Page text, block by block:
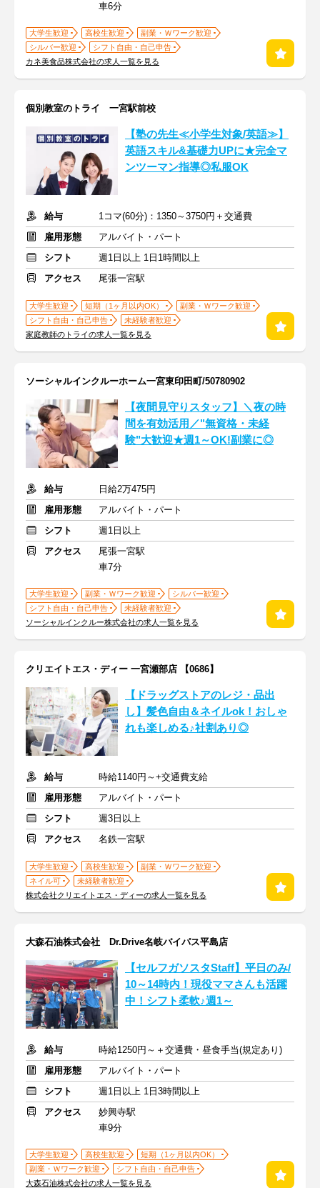
車6分
大学生歓迎 高校生歓迎
副業・Ｗワーク歓迎
シルバー歓迎
シフト自由・自己申告
カネ美食品株式会社の求人一覧を見る
個別教室のトライ 一宮駅前校
【塾の先生≪小学生対象/英語≫】
英語スキル&基礎力UPに★完全マ
ンツーマン指導◎私服OK
給与
1コマ(60分)：1350～3750円＋交通費
雇用形態
アルバイト・パート
シフト
週1日以上 1日1時間以上
アクセス
尾張一宮駅
大学生歓迎 短期（1ヶ月以内OK）
副業・Ｗワーク歓迎
シフト自由・自己申告
未経験者歓迎
家庭教師のトライの求人一覧を見る
ソーシャルインクルーホーム一宮東印田町/50780902
【夜間見守りスタッフ】＼夜の時
間を有効活用／"無資格・未経
験"大歓迎★週1～OK!副業に◎
給与
日給2万475円
雇用形態
アルバイト・パート
シフト
週1日以上
アクセス
尾張一宮駅
車7分
大学生歓迎 副業・Ｗワーク歓迎
シルバー歓迎
シフト自由・自己申告
未経験者歓迎
ソーシャルインクルー株式会社の求人一覧を見る
クリエイトエス・ディー 一宮瀬部店 【0686】
【ドラッグストアのレジ・品出
し】髪色自由＆ネイルok！おしゃ
れも楽しめる♪社割あり◎
給与
時給1140円～+交通費支給
雇用形態
アルバイト・パート
シフト
週3日以上
アクセス
名鉄一宮駅
大学生歓迎 高校生歓迎
副業・Ｗワーク歓迎
ネイル可
未経験者歓迎
株式会社クリエイトエス・ディーの求人一覧を見る
大森石油株式会社 Dr.Drive名岐バイパス平島店
【セルフガソスタStaff】平日のみ/
10～14時内！現役ママさんも活躍
中！シフト柔軟♪週1～
給与
時給1250円～＋交通費・昼食手当(規定あり)
雇用形態
アルバイト・パート
シフト
週1日以上 1日3時間以上
アクセス
妙興寺駅
車9分
大学生歓迎 高校生歓迎
短期（1ヶ月以内OK）
副業・Ｗワーク歓迎
シフト自由・自己申告
大森石油株式会社の求人一覧を見る